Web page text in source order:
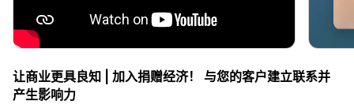
让商业更具良知 | 加入捐赠经济！ 与您的客户建立联系并
产生影响力